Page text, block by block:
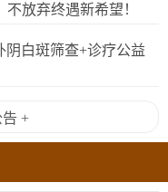
放弃终遇新希望！
阴白斑筛查+诊疗公益
+